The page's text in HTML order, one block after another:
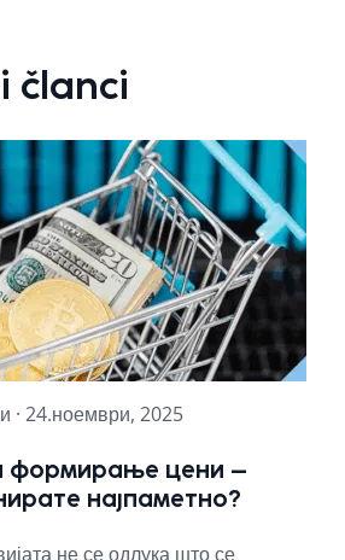
članci
· 24.ноември, 2025
формирање цени –
најпаметно?
не се одлука што се